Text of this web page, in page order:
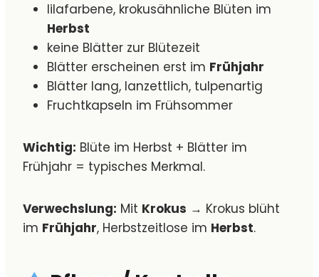
lilafarbene, krokusähnliche Blüten im
Herbst
keine Blätter zur Blütezeit
Blätter erscheinen erst im Frühjahr
Blätter lang, lanzettlich, tulpenartig
Fruchtkapseln im Frühsommer
Wichtig: Blüte im Herbst + Blätter im
Frühjahr = typisches Merkmal.
Verwechslung: Mit Krokus → Krokus blüht
im Frühjahr, Herbstzeitlose im Herbst.